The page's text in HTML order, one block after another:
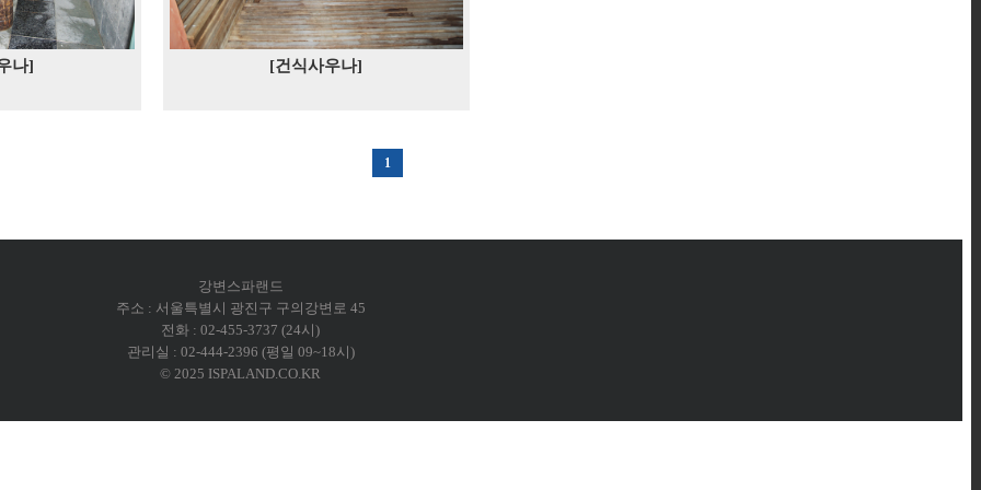
나] [건식사우나]
1
강변스파랜드
주소 : 서울특별시 광진구 구의강변로 45
전화 : 02-455-3737 (24시)
관리실 : 02-444-2396 (평일 09~18시)
© 2025 ISPALAND.CO.KR